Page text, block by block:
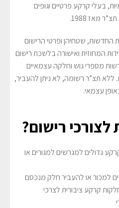
בעלי קרקע פרטיים וגופים
מאז 1988.
החדשות, שטחיהן ופרטי הרישום
המחוזית ואישורה בלשכת רישום
מספרי גוש וחלקה עצמאיים
ללא תצ”ר רשומה, לא ניתן להעביר,
עצמאי.
לצורכי רישום?
גדולים למגרשים למגורים או
למכור או להעביר חלק מנכסם
קרקע ציבורית לצרכי